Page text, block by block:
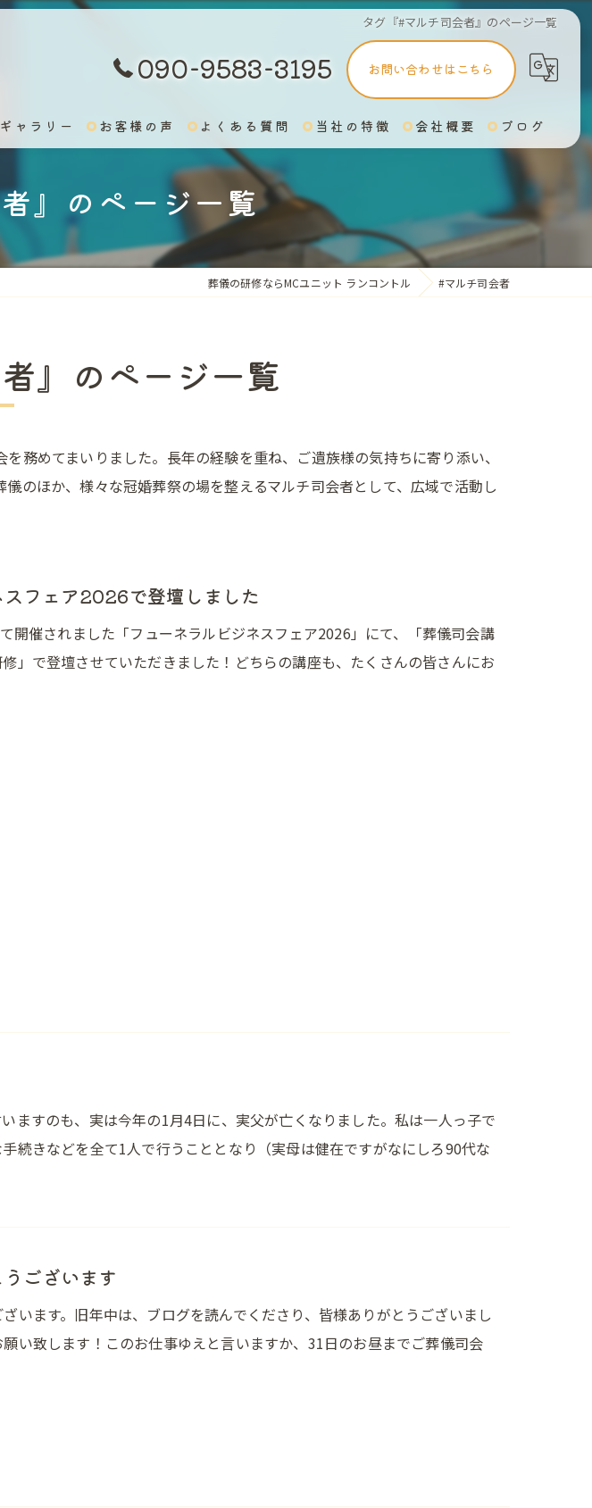
タグ『#マルチ司会者』のページ一覧
090-9583-3195 お問い合わせはこちら
ギャラリー お客様の声 よくある質問 当社の特徴
アシスタント
司会
会社概要 ブログ
』のページ一覧
葬儀の研修ならMCユニット ランコントル #マルチ司会者
』のページ一覧
務めてまいりました。長年の経験を重ね、ご遺族様の気持ちに寄り添い、
のほか、様々な冠婚葬祭の場を整えるマルチ司会者として、広域で活動し
フェア2026で登壇しました
開催されました「フューネラルビジネスフェア2026」にて、「葬儀司会講
」で登壇させていただきました！どちらの講座も、たくさんの皆さんにお
ますのも、実は今年の1月4日に、実父が亡くなりました。私は一人っ子で
続きなどを全て1人で行うこととなり（実母は健在ですがなにしろ90代な
ございます
います。旧年中は、ブログを読んでくださり、皆様ありがとうございまし
い致します！このお仕事ゆえと言いますか、31日のお昼までご葬儀司会